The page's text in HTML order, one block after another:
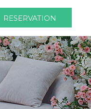
RESERVATION